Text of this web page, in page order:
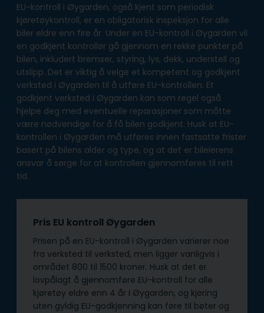
EU-kontroll i Øygarden, også kjent som periodisk
kjøretøykontroll, er en obligatorisk inspeksjon for alle
biler eldre enn fire år. Under en EU-kontroll i Øygarden vil
en godkjent kontrollør gå gjennom en rekke punkter på
bilen, inkludert bremser, styring, lys, dekk, understell og
utslipp. Det er viktig å velge et kompetent og godkjent
verksted i Øygarden til å utføre EU-kontrollen. Et
godkjent verksted i Øygarden kan som regel også
hjelpe deg med eventuelle reparasjoner som måtte
være nødvendige for å få bilen godkjent. Husk at EU-
kontrollen i Øygarden må utføres innen fastsatte frister
basert på bilens alder og type, og at det er bileierens
ansvar å sørge for at kontrollen gjennomføres til rett
tid.
Pris EU kontroll Øygarden
Prisen på en EU-kontroll i Øygarden varierer noe
fra verksted til verksted, men ligger vanligvis i
området 800 til 1500 kroner. Husk at det er
lovpålagt å gjennomføre EU-kontroll for alle
kjøretøy eldre enn 4 år i Øygarden, og kjøring
uten gyldig EU-godkjenning kan føre til bøter og